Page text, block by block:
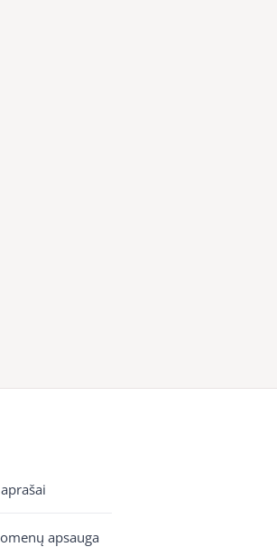
apsauga